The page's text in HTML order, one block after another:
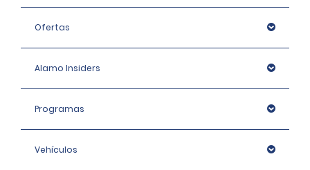
Ofertas
Alamo Insiders
Programas
Vehículos